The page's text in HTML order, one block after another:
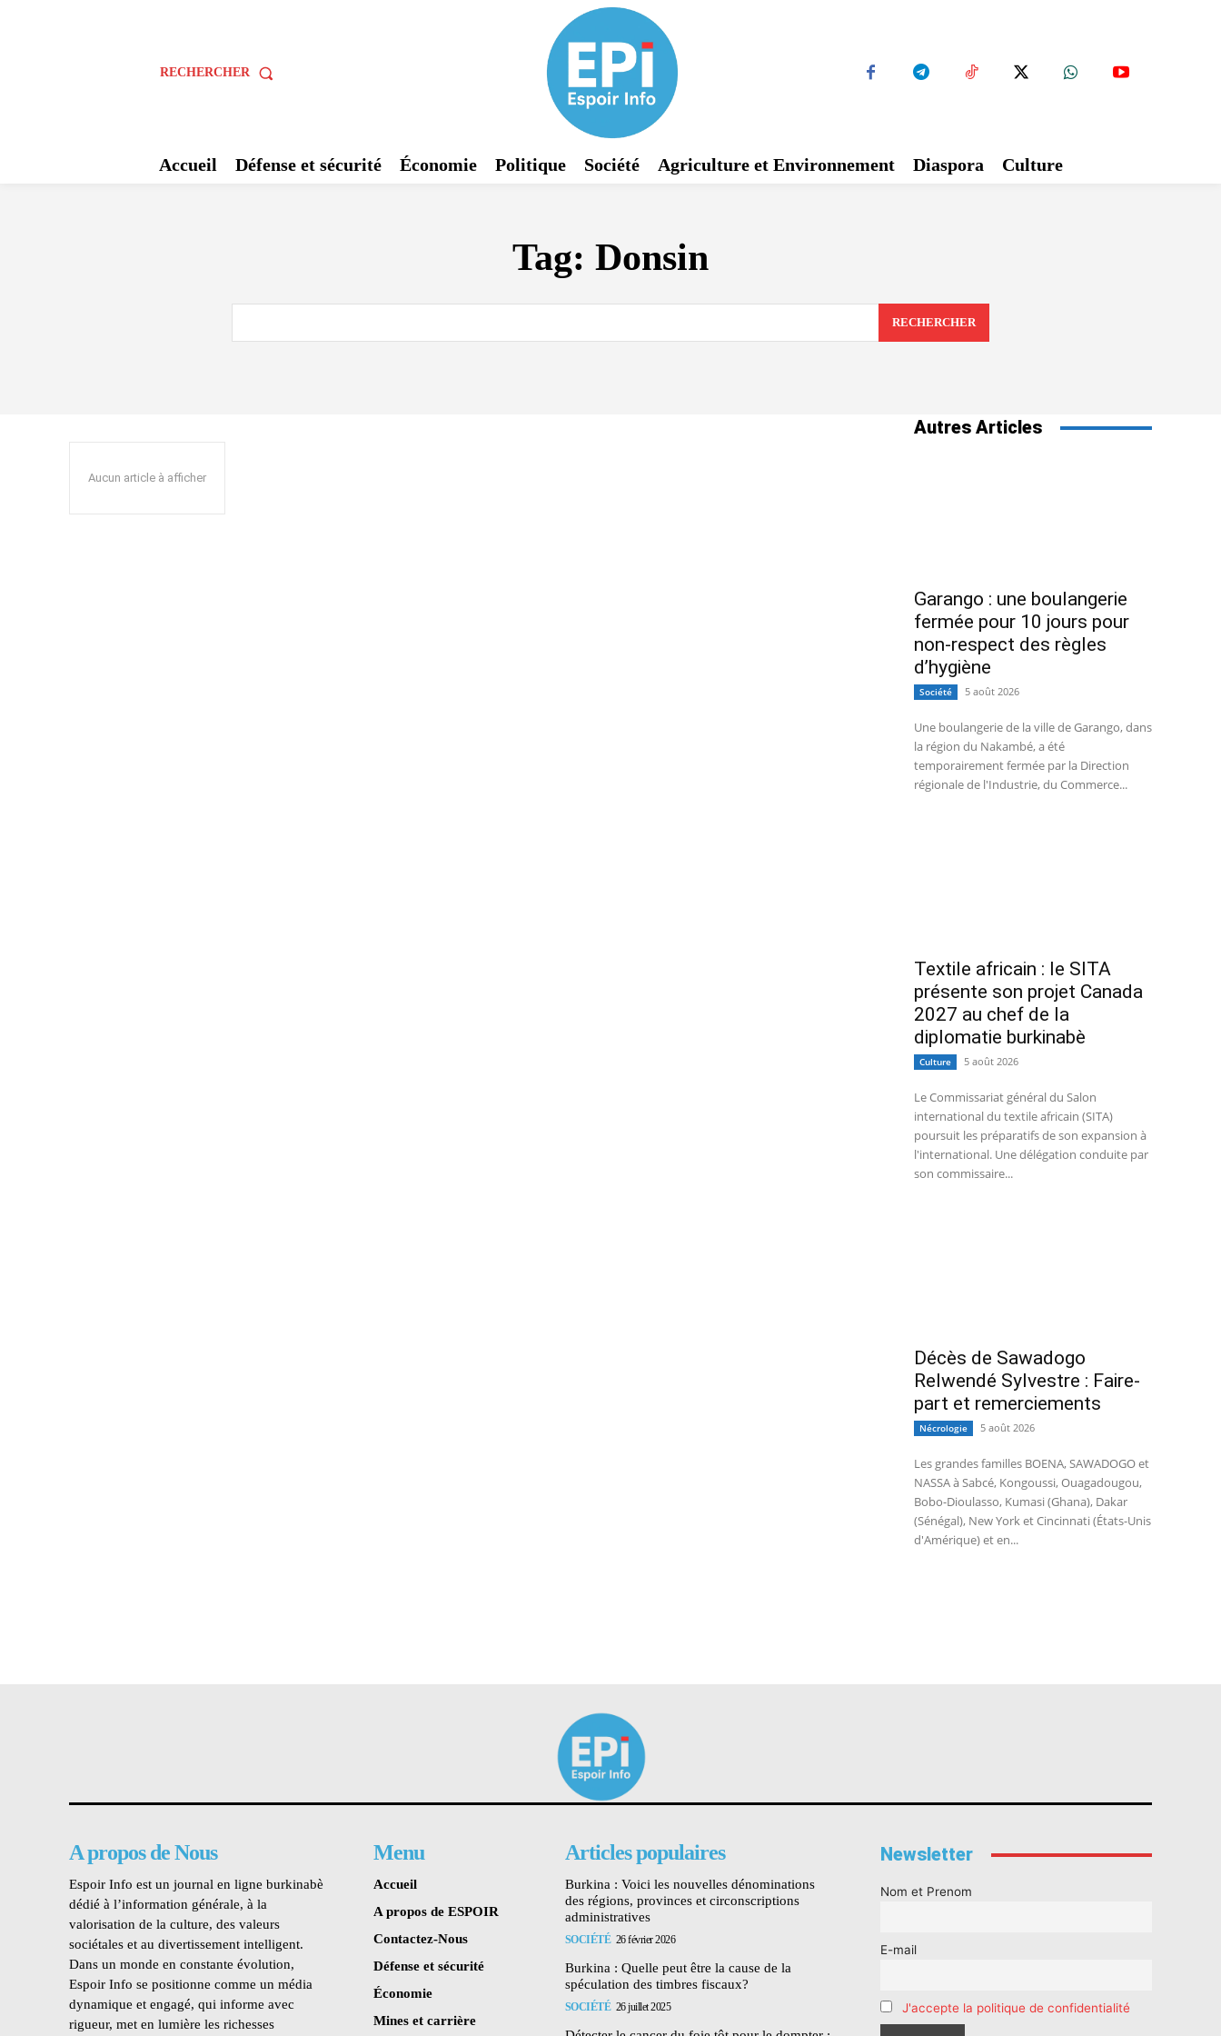
RECHERCHER
Accueil Défense et sécurité Économie Politique Société Agriculture et Environnement Diaspora Culture
Tag: Donsin
RECHERCHER
Aucun article à afficher
Autres Articles
Garango : une boulangerie
fermée pour 10 jours pour
non-respect des règles
d’hygiène
Société 5 août 2026
Une boulangerie de la ville de Garango, dans
la région du Nakambé, a été
temporairement fermée par la Direction
régionale de l'Industrie, du Commerce...
Textile africain : le SITA
présente son projet Canada
2027 au chef de la
diplomatie burkinabè
Culture 5 août 2026
Le Commissariat général du Salon
international du textile africain (SITA)
poursuit les préparatifs de son expansion à
l'international. Une délégation conduite par
son commissaire...
Décès de Sawadogo
Relwendé Sylvestre : Faire-
part et remerciements
Nécrologie 5 août 2026
Les grandes familles BOENA, SAWADOGO et
NASSA à Sabcé, Kongoussi, Ouagadougou,
Bobo-Dioulasso, Kumasi (Ghana), Dakar
(Sénégal), New York et Cincinnati (États-Unis
d'Amérique) et en...
A propos de Nous
Espoir Info est un journal en ligne burkinabè
dédié à l’information générale, à la
valorisation de la culture, des valeurs
sociétales et au divertissement intelligent.
Dans un monde en constante évolution,
Espoir Info se positionne comme un média
dynamique et engagé, qui informe avec
rigueur, met en lumière les richesses
Menu
Accueil
A propos de ESPOIR
Contactez-Nous
Défense et sécurité
Économie
Mines et carrière
Articles populaires
Burkina : Voici les nouvelles dénominations
des régions, provinces et circonscriptions
administratives
SOCIÉTÉ 26 février 2026
Burkina : Quelle peut être la cause de la
spéculation des timbres fiscaux?
SOCIÉTÉ 26 juillet 2025
Newsletter
Nom et Prenom
E-mail
J'accepte la politique de confidentialité